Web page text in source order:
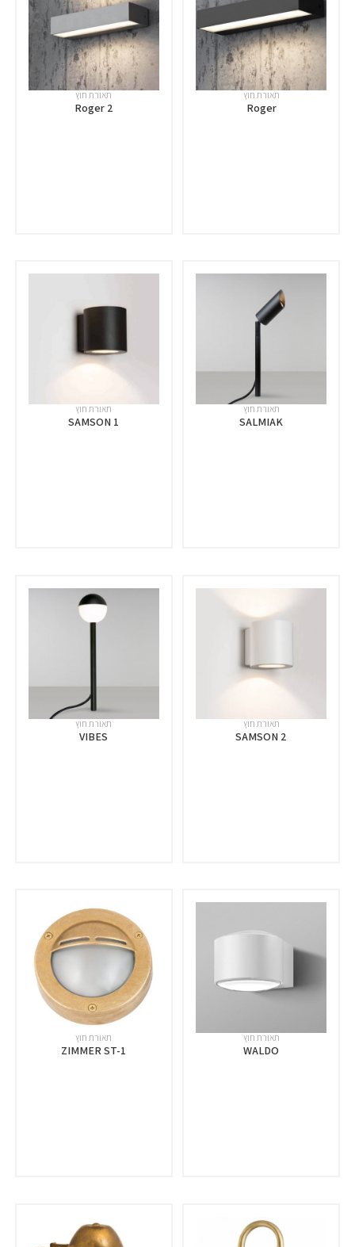
תאורת חוץ
Roger
תאורת חוץ
Roger 2
תאורת חוץ
SALMIAK
תאורת חוץ
SAMSON 1
תאורת חוץ
SAMSON 2
תאורת חוץ
VIBES
תאורת חוץ
WALDO
תאורת חוץ
ZIMMER ST-1